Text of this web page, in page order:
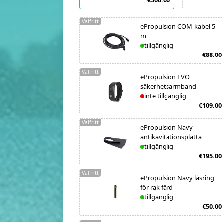
ePropulsion COM-kabel 5
m
tillgänglig
€88.00
Valfritt
ePropulsion EVO
säkerhetsarmband
inte tillgänglig
€109.00
Valfritt
ePropulsion Navy
antikavitationsplatta
tillgänglig
€195.00
Valfritt
ePropulsion Navy låsring
för rak färd
tillgänglig
€50.00
Valfritt